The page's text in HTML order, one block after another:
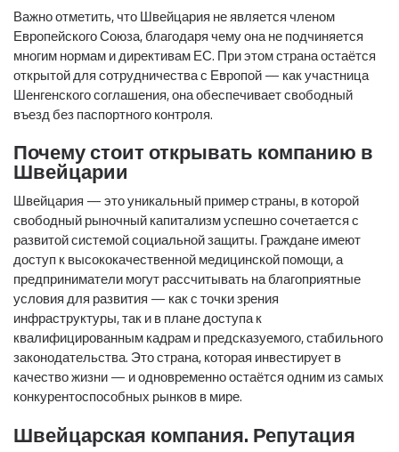
Важно отметить, что Швейцария не является членом
Европейского Союза, благодаря чему она не подчиняется
многим нормам и директивам ЕС. При этом страна остаётся
открытой для сотрудничества с Европой — как участница
Шенгенского соглашения, она обеспечивает свободный
въезд без паспортного контроля.
Почему стоит открывать компанию в
Швейцарии
Швейцария — это уникальный пример страны, в которой
свободный рыночный капитализм успешно сочетается с
развитой системой социальной защиты. Граждане имеют
доступ к высококачественной медицинской помощи, а
предприниматели могут рассчитывать на благоприятные
условия для развития — как с точки зрения
инфраструктуры, так и в плане доступа к
квалифицированным кадрам и предсказуемого, стабильного
законодательства. Это страна, которая инвестирует в
качество жизни — и одновременно остаётся одним из самых
конкурентоспособных рынков в мире.
Швейцарская компания. Репутация